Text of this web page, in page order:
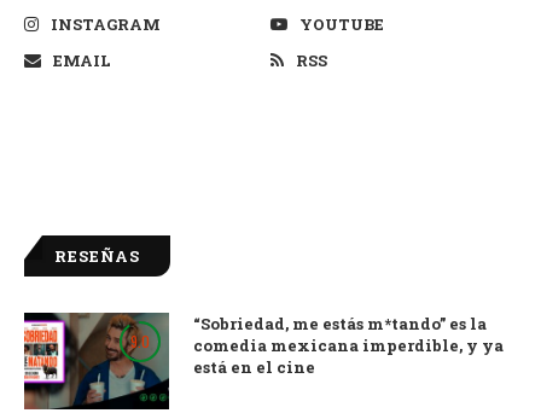
INSTAGRAM
YOUTUBE
EMAIL
RSS
RESEÑAS
9.0
“Sobriedad, me estás m*tando” es la
comedia mexicana imperdible, y ya
está en el cine